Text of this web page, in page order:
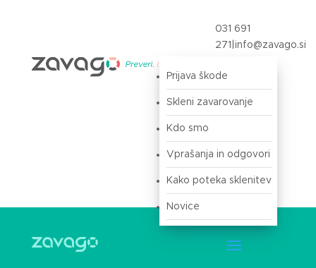
031 691
271 info@zavago.si
Prijava škode
Skleni zavarovanje
Kdo smo
Vprašanja in odgovori
Kako poteka sklenitev
Novice